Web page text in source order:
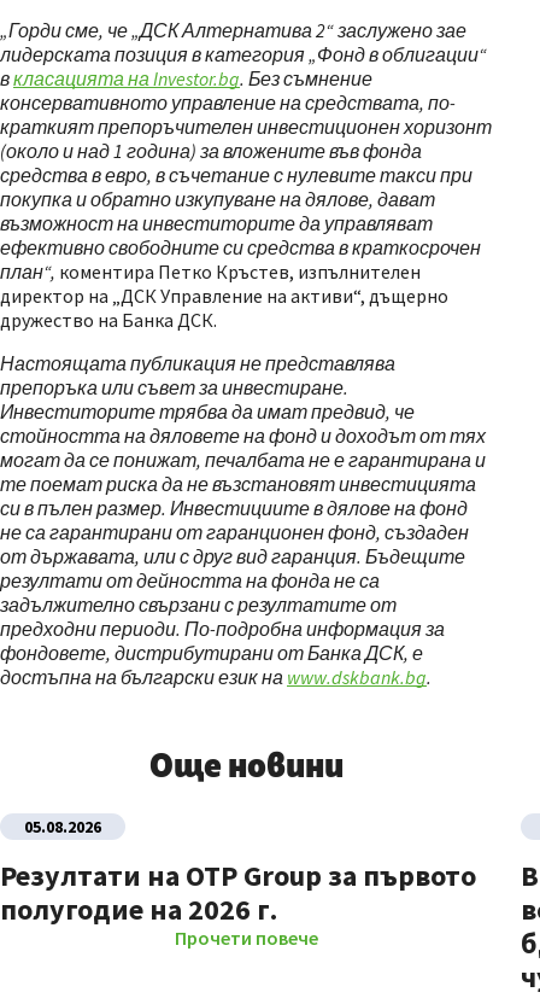
„Горди сме, че „ДСК Алтернатива 2“ заслужено зае
лидерската позиция в категория „Фонд в облигации“
вкласацията на Investor.bg. Без съмнение
консервативното управление на средствата, по-
краткият препоръчителен инвестиционен хоризонт
(около и над 1 година) за вложените във фонда
средства в евро, в съчетание с нулевите такси при
покупка и обратно изкупуване на дялове, дават
възможност на инвеститорите да управляват
ефективно свободните си средства вкраткосрочен
план“, коментира Петко Кръстев, изпълнителен
директор на „ДСК Управление на активи“, дъщерно
дружество на Банка ДСК.
Настоящата публикация не представлява
препоръка или съвет за инвестиране.
Инвеститорите трябва да имат предвид, че
стойността на дяловете на фонд и доходът от тях
могат да се понижат, печалбата не е гарантирана и
те поемат риска да не възстановят инвестицията
си в пълен размер. Инвестициите в дялове на фонд
не са гарантирани от гаранционен фонд, създаден
от държавата, или с друг вид гаранция. Бъдещите
резултати от дейността на фонда не са
задължително свързани с резултатите от
предходни периоди. По-подробна информация за
фондовете, дистрибутирани от Банка ДСК, е
достъпна на български език на www.dskbank.bg.
Още новини
05.08.2026
Резултати на OTP Group за първото
полугодие на 2026 г.
Прочети повече